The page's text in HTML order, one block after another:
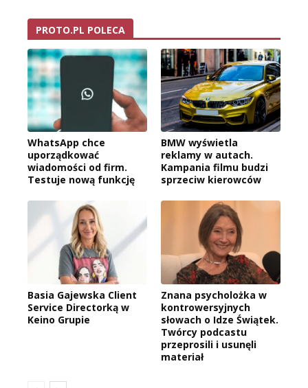
PROTO.PL POLECA
WhatsApp chce
uporządkować
wiadomości od firm.
Testuje nową funkcję
BMW wyświetla
reklamy w autach.
Kampania filmu budzi
sprzeciw kierowców
Basia Gajewska Client
Service Directorką w
Keino Grupie
Znana psycholożka w
kontrowersyjnych
słowach o Idze Świątek.
Twórcy podcastu
przeprosili i usunęli
materiał